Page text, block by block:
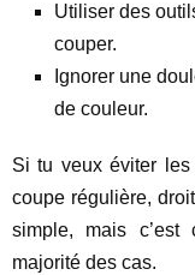
Utiliser des
couper.
Ignorer une
de couleur.
Si tu veux éviter
coupe régulière,
simple, mais
majorité des cas.